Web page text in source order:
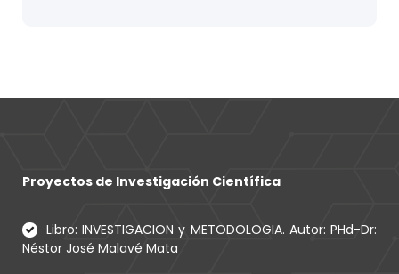
Proyectos de Investigación Científica
Libro: INVESTIGACION y METODOLOGIA. Autor: PHd-Dr:
Néstor José Malavé Mata